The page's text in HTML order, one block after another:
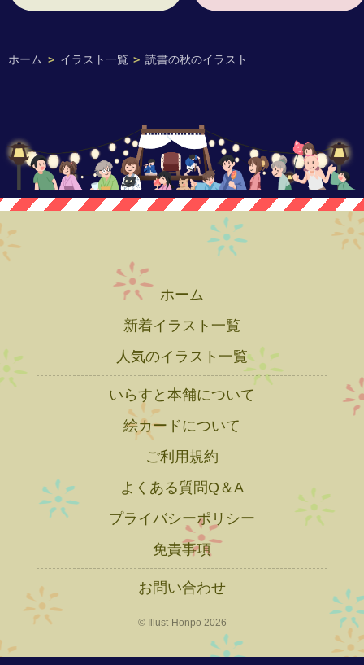
ホーム > イラスト一覧 > 読書の秋のイラスト
ホーム
新着イラスト一覧
人気のイラスト一覧
いらすと本舗について
絵カードについて
ご利用規約
よくある質問Q＆A
プライバシーポリシー
免責事項
お問い合わせ
© Illust-Honpo 2026